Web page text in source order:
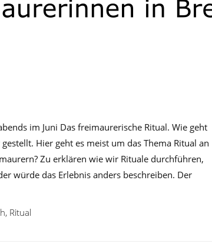
im Juni Das freimaurerische Ritual. Wie geht
Hier geht es meist um das Thema Ritual an
Zu erklären wie wir Rituale durchführen,
würde das Erlebnis anders beschreiben. Der
, Ritual